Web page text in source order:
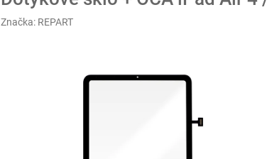
Značka: REPART